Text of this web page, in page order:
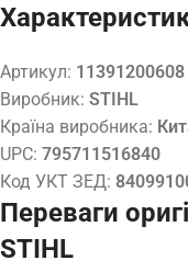
Артикул: 11391200608
Виробник: STIHL
Країна виробника:
UPC: 795711516840
Код УКТ ЗЕД:
Переваги
STIHL